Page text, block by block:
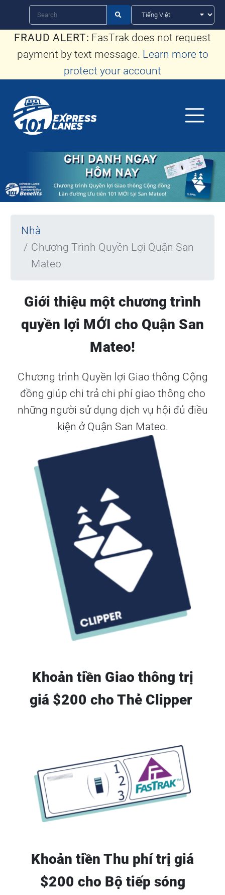
Nhảy
đến
nội
dung
Tìm
kiếm

FRAUD ALERT: FasTrak does not request
payment by text message. Learn more to
protect your account
Nhà
Chương Trình Quyền Lợi Quận San
Mateo
Giới thiệu một chương trình
quyền lợi MỚI cho Quận San
Mateo!
Chương trình Quyền lợi Giao thông Cộng
đồng giúp chi trả chi phí giao thông cho
những người sử dụng dịch vụ hội đủ điều
kiện ở Quận San Mateo.
Khoản tiền Giao thông trị
giá $200 cho Thẻ Clipper
Khoản tiền Thu phí trị giá
$200 cho Bộ tiếp sóng